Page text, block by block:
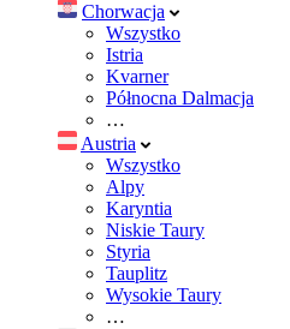
Chorwacja
Wszystko
Istria
Kvarner
Północna Dalmacja
…
Austria
Wszystko
Alpy
Karyntia
Niskie Taury
Styria
Tauplitz
Wysokie Taury
…